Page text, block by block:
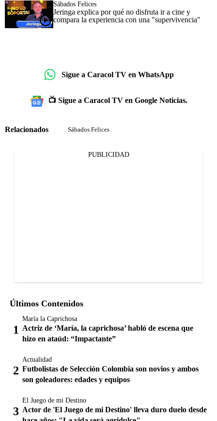
Sábados Felices
Jeringa explica por qué no disfruta ir a cine y
compara la experiencia con una "supervivencia"
Sigue a Caracol TV en WhatsApp
📺 Sigue a Caracol TV en Google Noticias.
Relacionados Sábados Felices
PUBLICIDAD
Últimos Contenidos
María la Caprichosa
Actriz de ‘María, la caprichosa’ habló de escena que
hizo en ataúd: “Impactante”
Actualidad
Futbolistas de Selección Colombia son novios y ambos
son goleadores: edades y equipos
El Juego de mi Destino
Actor de 'El Juego de mi Destino' lleva duro duelo desde